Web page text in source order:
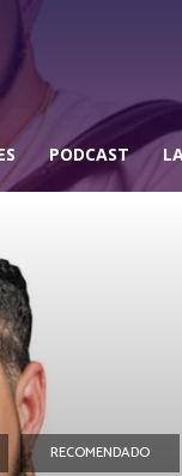
PODCAST
RECOMENDADO